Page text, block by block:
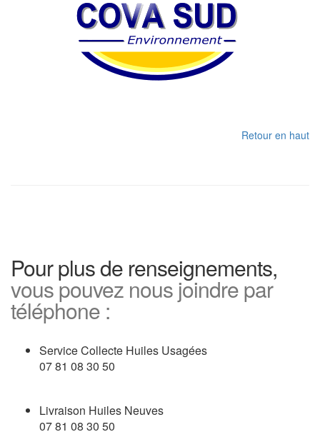
Retour en haut
Pour plus de renseignements,
vous pouvez nous joindre par
téléphone :
Service Collecte Huiles Usagées
07 81 08 30 50
Livraison Huiles Neuves
07 81 08 30 50